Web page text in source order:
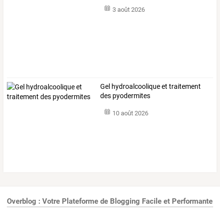
3 août 2026
Gel hydroalcoolique et traitement
des pyodermites
10 août 2026
Overblog : Votre Plateforme de Blogging Facile et Performante